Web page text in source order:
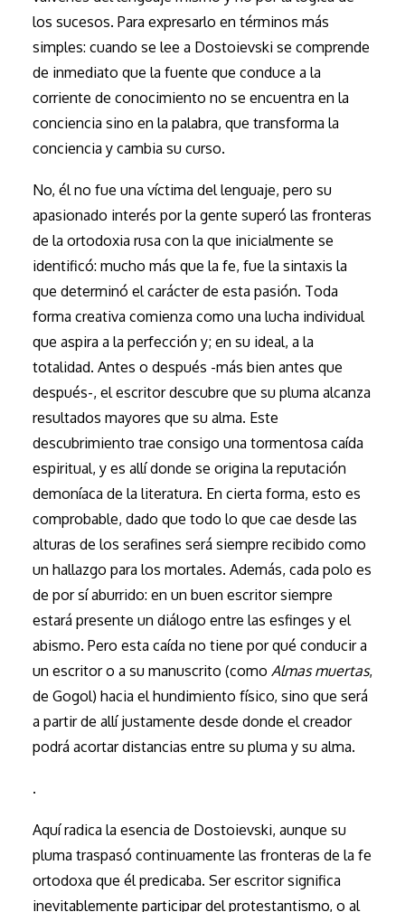
los sucesos. Para expresarlo en términos más
simples: cuando se lee a Dostoievski se comprende
de inmediato que la fuente que conduce a la
corriente de conocimiento no se encuentra en la
conciencia sino en la palabra, que transforma la
conciencia y cambia su curso.
No, él no fue una víctima del lenguaje, pero su
apasionado interés por la gente superó las fronteras
de la ortodoxia rusa con la que inicialmente se
identificó: mucho más que la fe, fue la sintaxis la
que determinó el carácter de esta pasión. Toda
forma creativa comienza como una lucha individual
que aspira a la perfección y; en su ideal, a la
totalidad. Antes o después -más bien antes que
después-, el escritor descubre que su pluma alcanza
resultados mayores que su alma. Este
descubrimiento trae consigo una tormentosa caída
espiritual, y es allí donde se origina la reputación
demoníaca de la literatura. En cierta forma, esto es
comprobable, dado que todo lo que cae desde las
alturas de los serafines será siempre recibido como
un hallazgo para los mortales. Además, cada polo es
de por sí aburrido: en un buen escritor siempre
estará presente un diálogo entre las esfinges y el
abismo. Pero esta caída no tiene por qué conducir a
un escritor o a su manuscrito (como Almas muertas,
de Gogol) hacia el hundimiento físico, sino que será
a partir de allí justamente desde donde el creador
podrá acortar distancias entre su pluma y su alma.
.
Aquí radica la esencia de Dostoievski, aunque su
pluma traspasó continuamente las fronteras de la fe
ortodoxa que él predicaba. Ser escritor significa
inevitablemente participar del protestantismo, o al